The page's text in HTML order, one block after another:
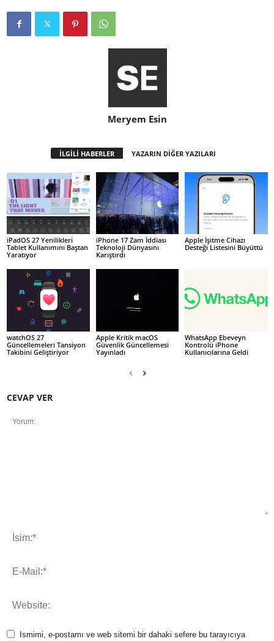
Meryem Esin
İLGİLİ HABERLER YAZARIN DİĞER YAZILARI
iPadOS 27 Yenilikleri
Tablet Kullanımını Baştan
Yaratıyor
iPhone 17 Zam İddiası
Teknoloji Dünyasını
Karıştırdı
Apple İşitme Cihazı
Desteği Listesini Büyüttü
watchOS 27
Güncellemeleri Tansiyon
Takibini Geliştiriyor
Apple Kritik macOS
Güvenlik Güncellemesi
Yayınladı
WhatsApp Ebeveyn
Kontrolü iPhone
Kullanıcılarına Geldi
CEVAP VER
Ismimi, e-postamı ve web sitemi bir dahaki sefere bu tarayıcıya